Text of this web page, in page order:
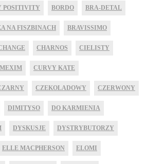
POSITIVITY BORDO BRA-DETAL
NA FISZBINACH BRAVISSIMO
CHARNOS CIELISTY
CURVY KATE
CZEKOLADOWY CZERWONY
DIMITYSO DO KARMIENIA
DYSKUSJE DYSTRYBUTORZY
ELLE MACPHERSON ELOMI